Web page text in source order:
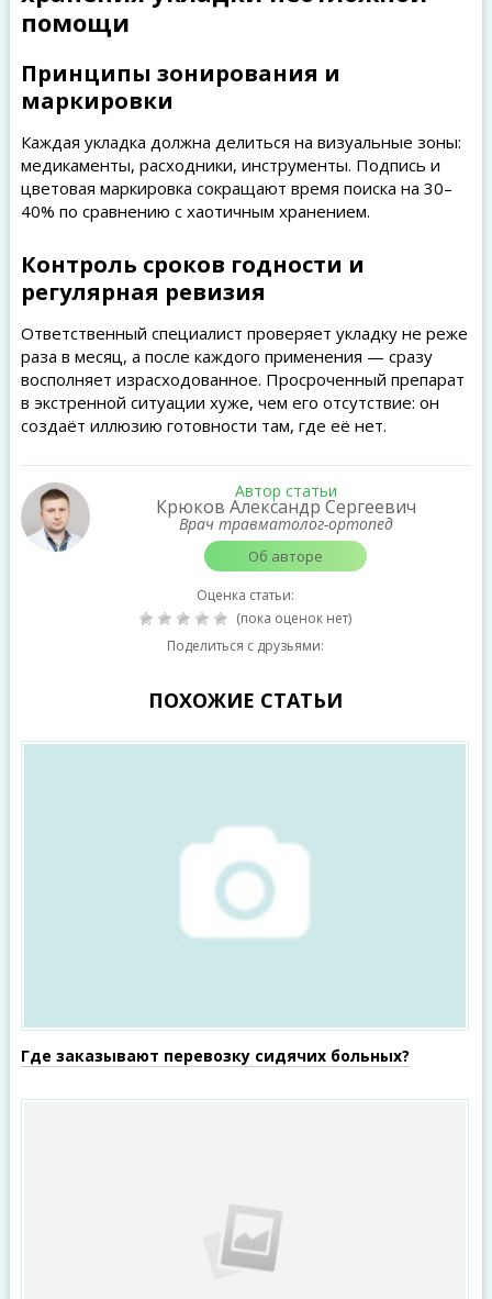
помощи
Принципы зонирования и
маркировки
Каждая укладка должна делиться на визуальные зоны:
медикаменты, расходники, инструменты. Подпись и
цветовая маркировка сокращают время поиска на 30–
40% по сравнению с хаотичным хранением.
Контроль сроков годности и
регулярная ревизия
Ответственный специалист проверяет укладку не реже
раза в месяц, а после каждого применения — сразу
восполняет израсходованное. Просроченный препарат
в экстренной ситуации хуже, чем его отсутствие: он
создаёт иллюзию готовности там, где её нет.
Автор статьи
Крюков Александр Сергеевич
Врач травматолог-ортопед
Об авторе
Оценка статьи:
(пока оценок нет)
Поделиться с друзьями:
ПОХОЖИЕ СТАТЬИ
Где заказывают перевозку сидячих больных?